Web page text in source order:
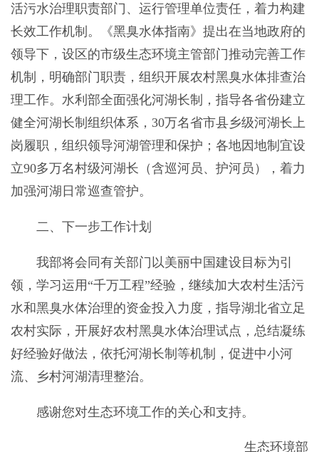
活污水治理职责部门、运行管理单位责任，着力构建
长效工作机制。《黑臭水体指南》提出在当地政府的
领导下，设区的市级生态环境主管部门推动完善工作
机制，明确部门职责，组织开展农村黑臭水体排查治
理工作。水利部全面强化河湖长制，指导各省份建立
健全河湖长制组织体系，30万名省市县乡级河湖长上
岗履职，组织领导河湖管理和保护；各地因地制宜设
立90多万名村级河湖长（含巡河员、护河员），着力
加强河湖日常巡查管护。
二、下一步工作计划
我部将会同有关部门以美丽中国建设目标为引
领，学习运用“千万工程”经验，继续加大农村生活污
水和黑臭水体治理的资金投入力度，指导湖北省立足
农村实际，开展好农村黑臭水体治理试点，总结凝练
好经验好做法，依托河湖长制等机制，促进中小河
流、乡村河湖清理整治。
感谢您对生态环境工作的关心和支持。
生态环境部